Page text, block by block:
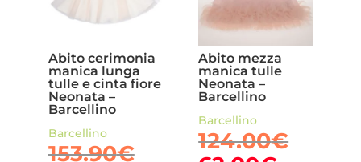
Abito cerimonia
manica lunga
tulle e cinta fiore
Neonata –
Barcellino
Barcellino
153.90€Il
Abito mezza
manica tulle
Neonata –
Barcellino
Barcellino
124.00€Il